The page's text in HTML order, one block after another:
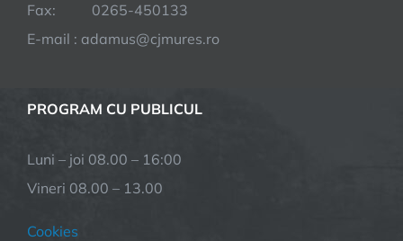
Fax: 0265-450133
E-mail : adamus@cjmures.ro
PROGRAM CU PUBLICUL
Luni – joi 08.00 – 16:00
Vineri 08.00 – 13.00
Cookies